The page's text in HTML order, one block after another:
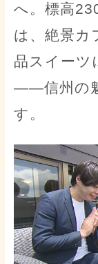
へ。標高
は、絶景カ
品スイーツ
――信州の
す。